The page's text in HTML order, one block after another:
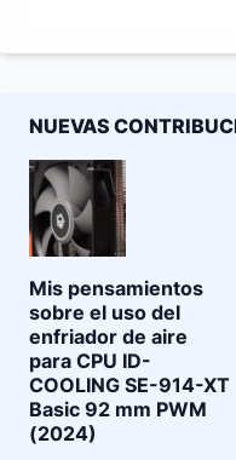
NUEVAS
Mis pensamientos
sobre el uso del
enfriador de aire
para CPU ID-
COOLING SE-914-XT
Basic 92 mm PWM
(2024)